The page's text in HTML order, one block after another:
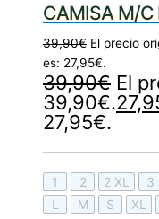
CAMISA M/
39,90€ El precio
es: 27,95€.
39,90€ El
39,90€.
27,95€.
1 2 2 XL 3
L
M S XL